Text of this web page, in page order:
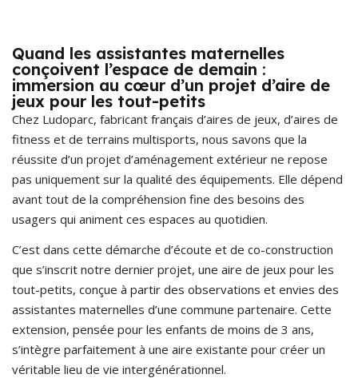
Quand les assistantes maternelles
conçoivent l’espace de demain :
immersion au cœur d’un projet d’aire de
jeux pour les tout-petits
Chez Ludoparc, fabricant français d’aires de jeux, d’aires de
fitness et de terrains multisports, nous savons que la
réussite d’un projet d’aménagement extérieur ne repose
pas uniquement sur la qualité des équipements. Elle dépend
avant tout de la compréhension fine des besoins des
usagers qui animent ces espaces au quotidien.
C’est dans cette démarche d’écoute et de co-construction
que s’inscrit notre dernier projet, une aire de jeux pour les
tout-petits, conçue à partir des observations et envies des
assistantes maternelles d’une commune partenaire. Cette
extension, pensée pour les enfants de moins de 3 ans,
s’intègre parfaitement à une aire existante pour créer un
véritable lieu de vie intergénérationnel.